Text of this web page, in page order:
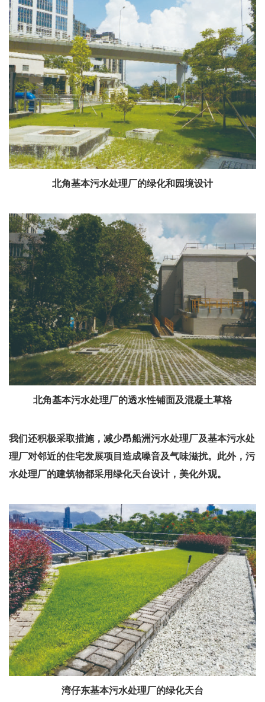
北角基本污水处理厂的绿化和园境设计
北角基本污水处理厂的透水性铺面及混凝土草格
我们还积极采取措施，减少昂船洲污水处理厂及基本污水处
理厂对邻近的住宅发展项目造成噪音及气味滋扰。此外，污
水处理厂的建筑物都采用绿化天台设计，美化外观。
湾仔东基本污水处理厂的绿化天台